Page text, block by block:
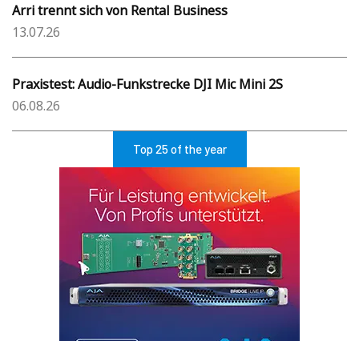
Arri trennt sich von Rental Business
13.07.26
Praxistest: Audio-Funkstrecke DJI Mic Mini 2S
06.08.26
Top 25 of the year